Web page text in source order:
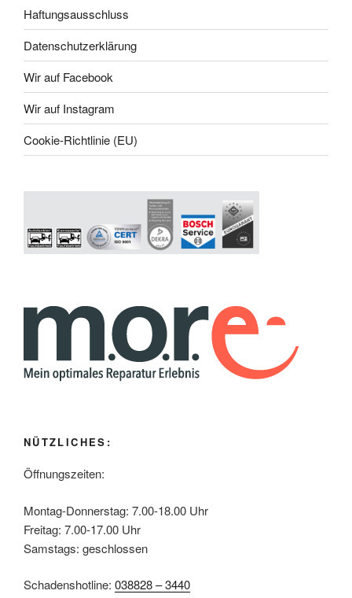
Haftungsausschluss
Datenschutzerklärung
Wir auf Facebook
Wir auf Instagram
Cookie-Richtlinie (EU)
NÜTZLICHES:
Öffnungszeiten:
Montag-Donnerstag: 7.00-18.00 Uhr
Freitag: 7.00-17.00 Uhr
Samstags: geschlossen
Schadenshotline: 038828 – 3440